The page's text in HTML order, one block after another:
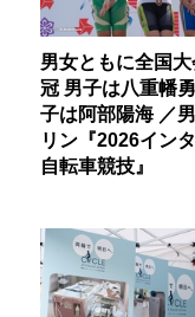
男女ともに全国
冠 男子は八重幡
子は阿部陽海 ／
リン『2026イン
自転車競技』